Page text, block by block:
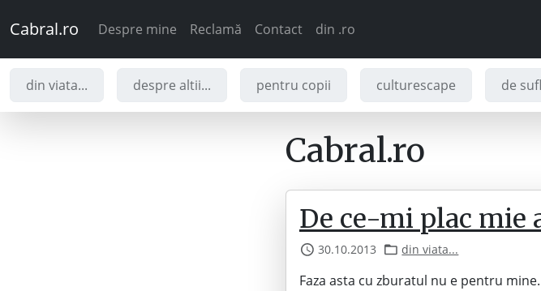
Cabral.ro Despre mine Reclamă Contact din .ro
din viata... despre altii... pentru copii culturescape de
Cabral.ro
De ce-mi plac mie
30.10.2013 din viata...
Faza asta cu zburatul nu e pentru